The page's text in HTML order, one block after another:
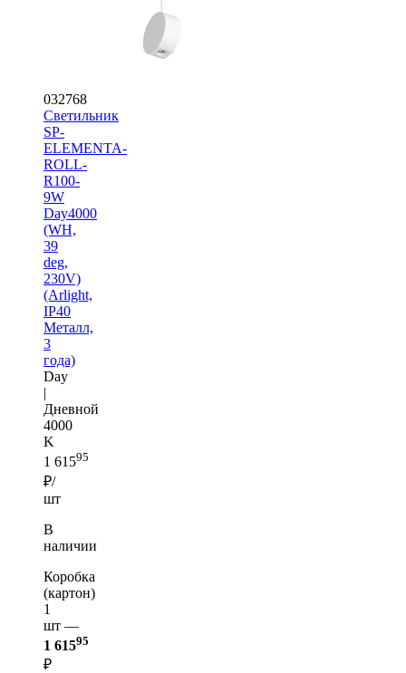
032768
Светильник
SP-
ELEMENTA-
ROLL-
R100-
9W
Day4000
(WH,
39
deg,
230V)
(Arlight,
IP40
Металл,
3
года)
Day
|
Дневной
4000
K
1 61595
₽/
шт
В
наличии
Коробка
(картон)
1
шт —
1 61595
₽